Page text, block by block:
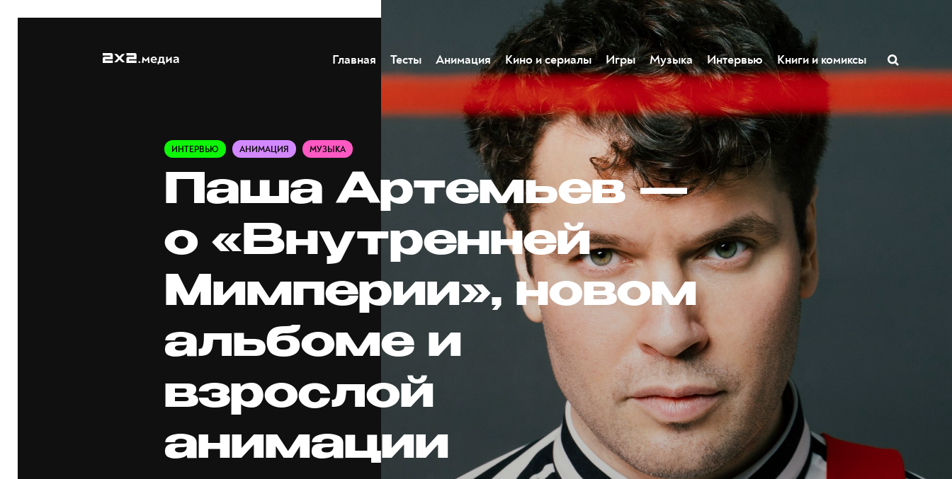
Главная Тесты Анимация Кино и сериалы Игры Музыка Интервью Книги и комиксы
ИНТЕРВЬЮ АНИМАЦИЯ МУЗЫКА
Паша Артемьев —
о «Внутренней
Мимперии», новом
альбоме и
взрослой
анимации